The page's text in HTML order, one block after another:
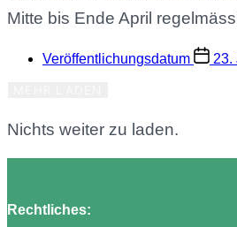
Mitte bis Ende April
Veröffentlichungsdatum 23.
Nichts weiter zu laden.
Rechtliches: